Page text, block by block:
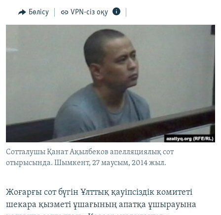
Navigation
Skip
Search
АДАМ ҚҰҚЫҚТАРЫ
ӘЛЕМ
ЖАЗЫЛЫҢЫЗ
Басқа тілдерде
Бөлісу VPN-сіз оқу
Сотталушы Қанат Ақылбеков апелляциялық сот
отырысында. Шымкент, 27 маусым, 2014 жыл.
Жоғарғы сот бүгін Ұлттық қауіпсіздік комитеті
шекара қызметі ұшағының апатқа ұшырауына